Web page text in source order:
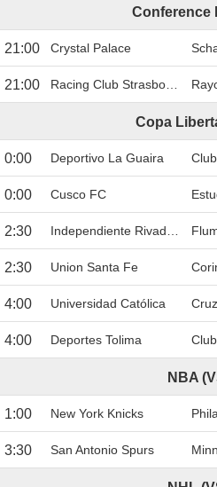
Conference
21:00 Crystal Palace
21:00 Racing Club Strasbourg
Copa
0:00 Deportivo La Guaira
0:00 Cusco FC
2:30 Independiente Rivadavia
2:30 Union Santa Fe
4:00 Universidad Católica
4:00 Deportes Tolima
NBA
1:00 New York Knicks
3:30 San Antonio Spurs